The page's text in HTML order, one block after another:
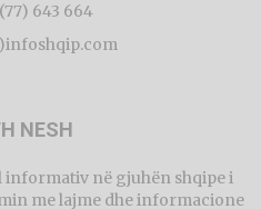
643 664
NESH
në gjuhën shqipe i
me lajme dhe informacione